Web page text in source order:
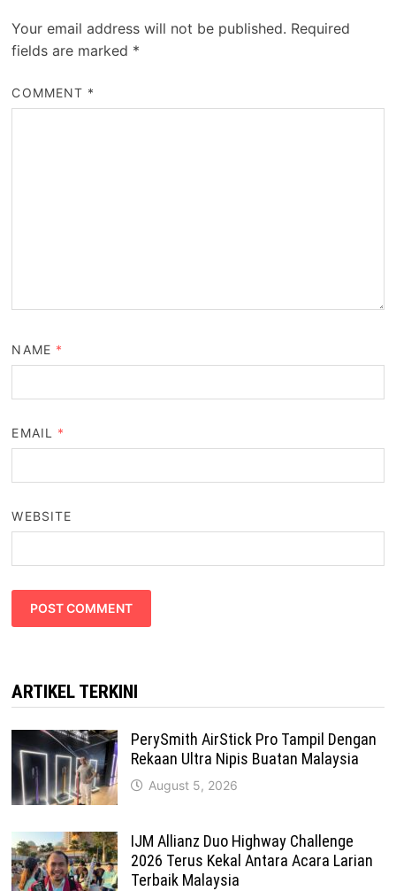
Your email address will not be published. Required
fields are marked *
COMMENT *
NAME *
EMAIL *
WEBSITE
ARTIKEL TERKINI
PerySmith AirStick Pro Tampil Dengan
Rekaan Ultra Nipis Buatan Malaysia
August 5, 2026
IJM Allianz Duo Highway Challenge
2026 Terus Kekal Antara Acara Larian
Terbaik Malaysia